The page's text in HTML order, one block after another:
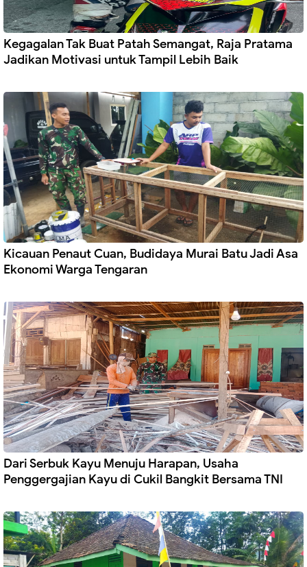
Kegagalan Tak Buat Patah Semangat, Raja Pratama
Jadikan Motivasi untuk Tampil Lebih Baik
Kicauan Penaut Cuan, Budidaya Murai Batu Jadi Asa
Ekonomi Warga Tengaran
Dari Serbuk Kayu Menuju Harapan, Usaha
Penggergajian Kayu di Cukil Bangkit Bersama TNI